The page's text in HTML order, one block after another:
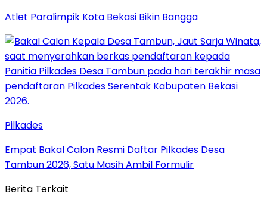
Atlet Paralimpik Kota Bekasi Bikin Bangga
Pilkades
Empat Bakal Calon Resmi Daftar Pilkades Desa
Tambun 2026, Satu Masih Ambil Formulir
Berita Terkait